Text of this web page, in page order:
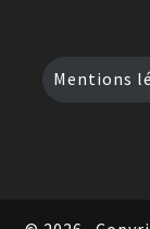
Mentions